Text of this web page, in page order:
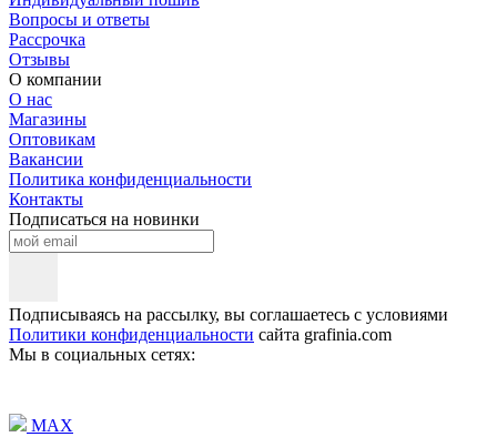
Вопросы и ответы
Рассрочка
Отзывы
О компании
О нас
Магазины
Оптовикам
Вакансии
Политика конфиденциальности
Контакты
Подписаться на новинки
Подписываясь на рассылку, вы соглашаетесь с условиями
Политики конфиденциальности сайта grafinia.com
Мы в социальных сетях:
MAX